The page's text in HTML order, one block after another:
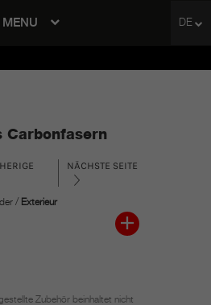
MENU DE
Carbonfasern
NÄCHSTE SEITE
/ Exterieur
Zubehör beinhaltet nicht